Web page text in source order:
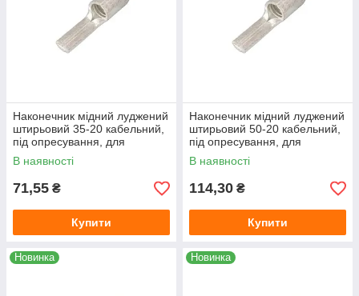
Наконечник мідний луджений
штирьовий 35-20 кабельний,
під опресування, для
проводу 35 мм², довжина 20
мм
В наявності
71,55 ₴
Купити
Наконечник мідний луджений
штирьовий 50-20 кабельний,
під опресування, для
проводу 50 мм², довжина 20
мм
В наявності
114,30 ₴
Купити
Новинка Новинка